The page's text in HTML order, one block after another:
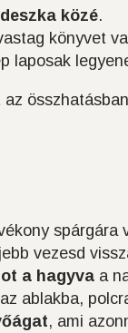
közé.
könyvet
laposak
spárgára
vezesd
a hagyva a
ablakba,
, ami